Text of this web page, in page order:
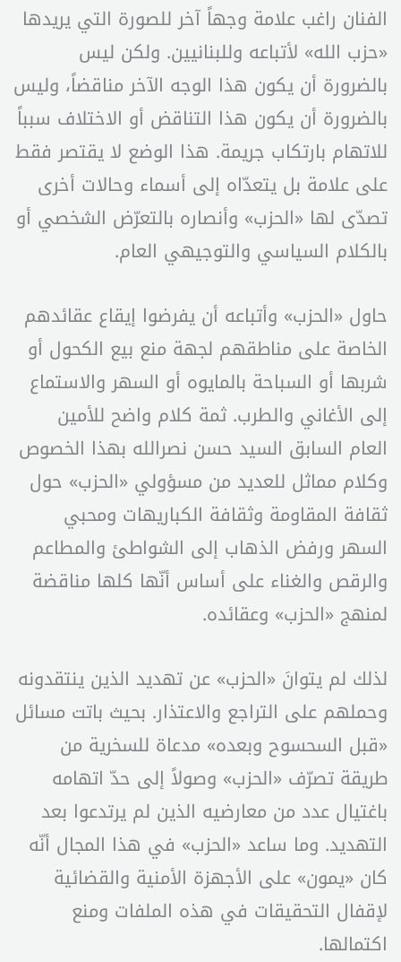
الفنان راغب علامة وجهاً آخر للصورة التي يريدها
«حزب الله» لأتباعه وللبنانيين. ولكن ليس
بالضرورة أن يكون هذا الوجه الآخر مناقضاً، وليس
بالضرورة أن يكون هذا التناقض أو الاختلاف سبباً
للاتهام بارتكاب جريمة. هذا الوضع لا يقتصر فقط
على علامة بل يتعدّاه إلى أسماء وحالات أخرى
تصدّى لها «الحزب» وأنصاره بالتعرّض الشخصي أو
بالكلام السياسي والتوجيهي العام.
حاول «الحزب» وأتباعه أن يفرضوا إيقاع عقائدهم
الخاصة على مناطقهم لجهة منع بيع الكحول أو
شربها أو السباحة بالمايوه أو السهر والاستماع
إلى الأغاني والطرب. ثمة كلام واضح للأمين
العام السابق السيد حسن نصرالله بهذا الخصوص
وكلام مماثل للعديد من مسؤولي «الحزب» حول
ثقافة المقاومة وثقافة الكباريهات ومحبي
السهر ورفض الذهاب إلى الشواطئ والمطاعم
والرقص والغناء على أساس أنّها كلها مناقضة
لمنهج «الحزب» وعقائده.
لذلك لم يتوانَ «الحزب» عن تهديد الذين ينتقدونه
وحملهم على التراجع والاعتذار. بحيث باتت مسائل
«قبل السحسوح وبعده» مدعاة للسخرية من
طريقة تصرّف «الحزب» وصولاً إلى حدّ اتهامه
باغتيال عدد من معارضيه الذين لم يرتدعوا بعد
التهديد. وما ساعد «الحزب» في هذا المجال أنّه
كان «يمون» على الأجهزة الأمنية والقضائية
لإقفال التحقيقات في هذه الملفات ومنع
اكتمالها.